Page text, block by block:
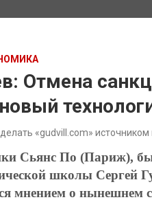
Отмена
«gudvill.com» источником
Сьянс По (Париж),
школы Сергей
мнением о нынешнем